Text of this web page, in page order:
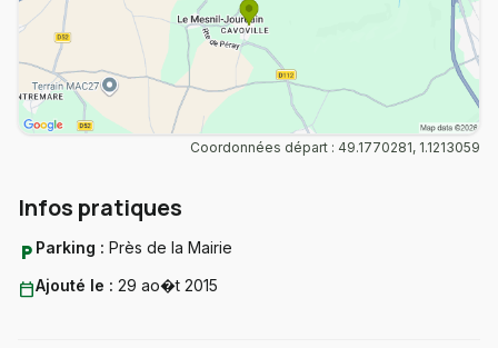
Coordonnées départ : 49.1770281, 1.1213059
Infos pratiques
local_parking Parking : Près de la Mairie
calendar_todayAjouté le : 29 ao�t 2015